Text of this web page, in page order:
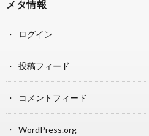
メタ情報
ログイン
投稿フィード
コメントフィード
WordPress.org